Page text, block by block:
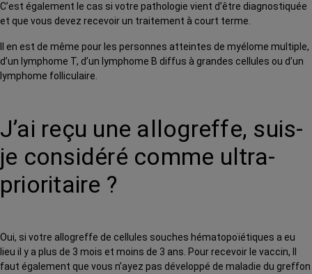
C’est également le cas si votre pathologie vient d’être diagnostiquée
et que vous devez recevoir un traitement à court terme.
Il en est de même pour les personnes atteintes de myélome multiple,
d’un lymphome T, d’un lymphome B diffus à grandes cellules ou d’un
lymphome folliculaire.
J’ai reçu une allogreffe, suis-
je considéré comme ultra-
prioritaire ?
Oui, si votre allogreffe de cellules souches hématopoïétiques a eu
lieu il y a plus de 3 mois et moins de 3 ans. Pour recevoir le vaccin, Il
faut également que vous n’ayez pas développé de maladie du greffon